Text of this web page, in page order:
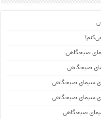
صبحگاهی
صبحگاهی
سیمای صبحگاهی
سیمای صبحگاهی
صبحگاهی